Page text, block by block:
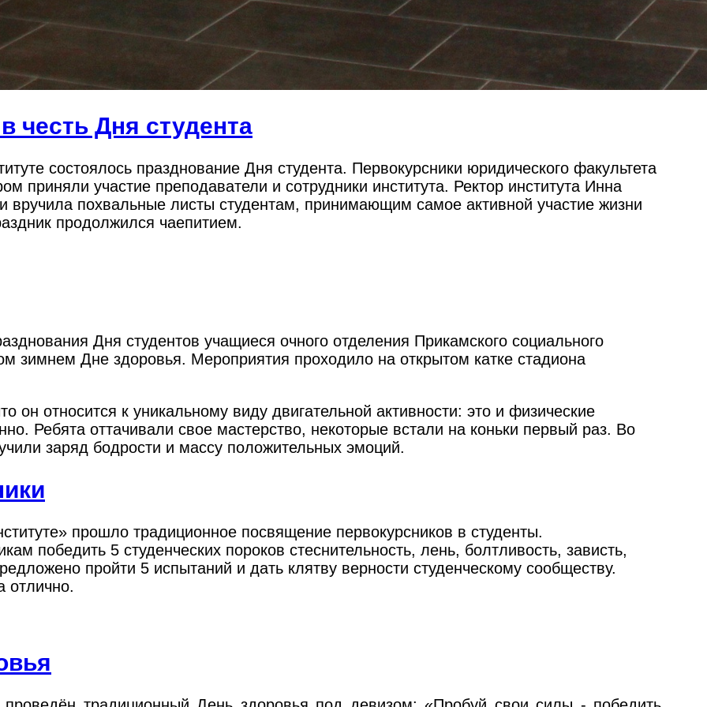
Дня студента
состоялось празднование Дня студента. Первокурсники юридического факультета
приняли участие преподаватели и сотрудники института. Ректор института Инна
вручила похвальные листы студентам, принимающим самое активной участие жизни
продолжился чаепитием.
Дня студентов учащиеся очного отделения Прикамского социального
зимнем Дне здоровья. Мероприятия проходило на открытом катке стадиона
относится к уникальному виду двигательной активности: это и физические
Ребята оттачивали свое мастерство, некоторые встали на коньки первый раз. Во
заряд бодрости и массу положительных эмоций.
прошло традиционное посвящение первокурсников в студенты.
победить 5 студенческих пороков стеснительность, лень, болтливость, зависть,
пройти 5 испытаний и дать клятву верности студенческому сообществу.
отлично.